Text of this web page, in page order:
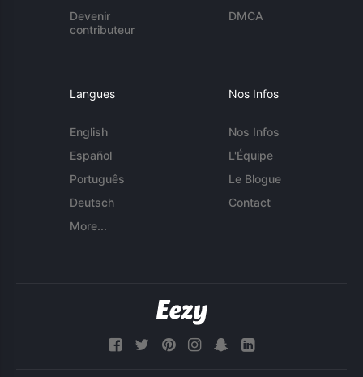
Devenir
contributeur
DMCA
Langues
English
Español
Português
Deutsch
More...
Nos Infos
Nos Infos
L'Équipe
Le Blogue
Contact